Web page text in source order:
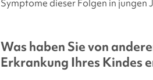
Symptome dieser Folgen in jungen
Was haben Sie von
Erkrankung Ihres Kindes